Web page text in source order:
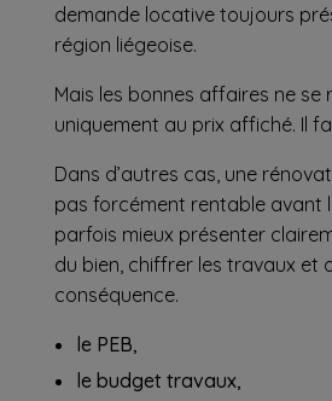
demande locative toujours
région liégeoise.
Mais les bonnes affaires ne se
uniquement au prix affiché. Il
Dans d’autres cas, une
pas forcément rentable avant
parfois mieux présenter
du bien, chiffrer les travaux et
conséquence.
le PEB,
le budget travaux,